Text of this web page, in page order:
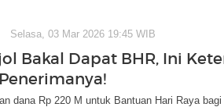
Selasa, 03 Mar 2026 19:45 WIB
Bakal Dapat BHR, Ini
dana Rp 220 M untuk Bantuan Hari Raya